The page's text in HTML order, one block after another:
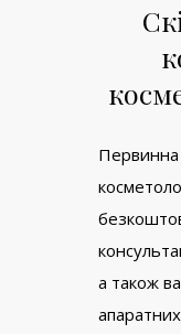
Первинна
а також